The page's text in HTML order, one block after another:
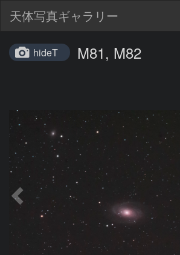
天体写真ギャラリー
hideT M81, M82